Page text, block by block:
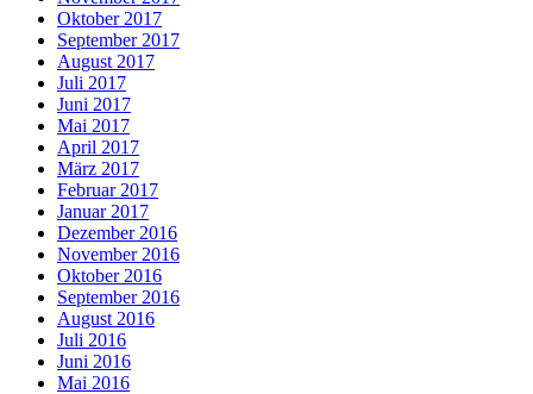
Oktober 2017
September 2017
August 2017
Juli 2017
Juni 2017
Mai 2017
April 2017
März 2017
Februar 2017
Januar 2017
Dezember 2016
November 2016
Oktober 2016
September 2016
August 2016
Juli 2016
Juni 2016
Mai 2016